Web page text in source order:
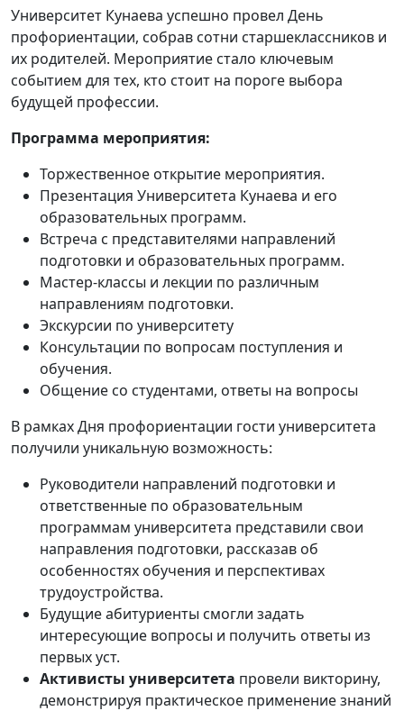
Университет Кунаева успешно провел День
профориентации, собрав сотни старшеклассников и
их родителей. Мероприятие стало ключевым
событием для тех, кто стоит на пороге выбора
будущей профессии.
Программа мероприятия:
Торжественное открытие мероприятия.
Презентация Университета Кунаева и его
образовательных программ.
Встреча с представителями направлений
подготовки и образовательных программ.
Мастер-классы и лекции по различным
направлениям подготовки.
Экскурсии по университету
Консультации по вопросам поступления и
обучения.
Общение со студентами, ответы на вопросы
В рамках Дня профориентации гости университета
получили уникальную возможность:
Руководители направлений подготовки и
ответственные по образовательным
программам университета представили свои
направления подготовки, рассказав об
особенностях обучения и перспективах
трудоустройства.
Будущие абитуриенты смогли задать
интересующие вопросы и получить ответы из
первых уст.
Активисты университета провели викторину,
демонстрируя практическое применение знаний